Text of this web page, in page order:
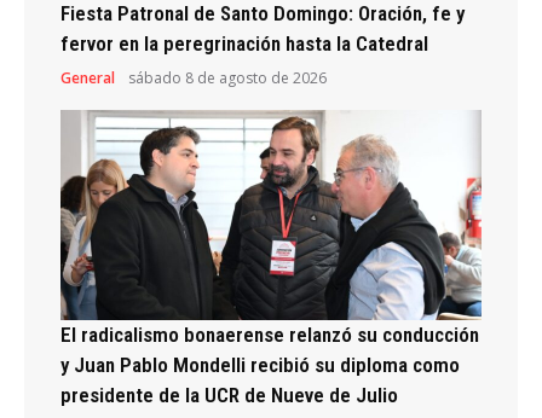
Fiesta Patronal de Santo Domingo: Oración, fe y
fervor en la peregrinación hasta la Catedral
General sábado 8 de agosto de 2026
El radicalismo bonaerense relanzó su conducción
y Juan Pablo Mondelli recibió su diploma como
presidente de la UCR de Nueve de Julio